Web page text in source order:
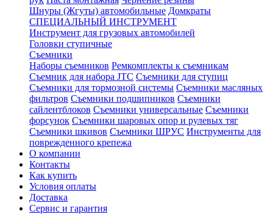
Шнуры (Жгуты) автомобильные Домкраты
СПЕЦИАЛЬНЫЙ ИНСТРУМЕНТ
Инструмент для грузовых автомобилей
Головки ступичные
Съемники
Наборы съемников Ремкомплекты к съемникам
Съемник для набора JTC Съемники для ступиц
Съемники для тормозной системы Съемники масляных
фильтров Съемники подшипников Съемники
сайлентблоков Съемники универсальные Съемники
форсунок Съемники шаровых опор и рулевых тяг
Съемники шкивов Съемники ШРУС Инструменты для
поврежденного крепежа
О компании
Контакты
Как купить
Условия оплаты
Доставка
Сервис и гарантия